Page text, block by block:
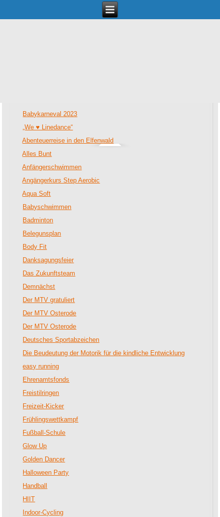
Babykarneval 2023
„We ♥ Linedance“
Abenteuerreise in den Elfenwald
Alles Bunt
Anfängerschwimmen
Angängerkurs Step Aerobic
Aqua Soft
Babyschwimmen
Badminton
Belegunsplan
Body Fit
Danksagungsfeier
Das Zukunftsteam
Demnächst
Der MTV gratuliert
Der MTV Osterode
Der MTV Osterode
Deutsches Sportabzeichen
Die Beudeutung der Motorik für die kindliche Entwicklung
easy running
Ehrenamtsfonds
Freistilringen
Freizeit-Kicker
Frühlingswettkampf
Fußball-Schule
Glow Up
Golden Dancer
Halloween Party
Handball
HIIT
Indoor-Cycling